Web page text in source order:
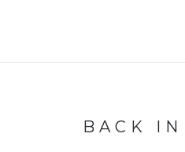
BACK IN